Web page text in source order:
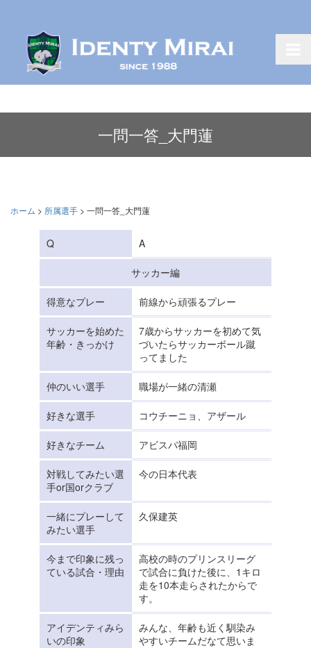
一問一答_大門蓮
ホーム > 所属選手 > 一問一答_大門蓮
Q A
サッカー編
得意なプレー 前線から頑張るプレー
サッカーを始めた
年齢・きっかけ
7歳からサッカーを初めて気
づいたらサッカーボール蹴
ってました
仲のいい選手 職場が一緒の清瀬
好きな選手 コウチーニョ、アザール
好きなチーム アビスパ福岡
対戦してみたい選
手or国orクラブ
今の日本代表
一緒にプレーして
みたい選手
久保建英
今まで印象に残っ
ている試合・理由
高校の時のプリンスリーグ
で試合に負けた後に、1キロ
走を10本走らされたからで
す。
アイデンティみら
いの印象
みんな、年齢も近く馴染み
やすいチームだなて思いま